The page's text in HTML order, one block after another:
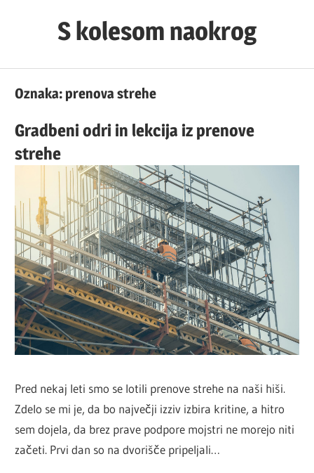
S kolesom naokrog
Oznaka:prenova strehe
Gradbeni odri in lekcija iz prenove
strehe
Pred nekaj leti smo se lotili prenove strehe na naši hiši.
Zdelo se mi je, da bo največji izziv izbira kritine, a hitro
sem dojela, da brez prave podpore mojstri ne morejo niti
začeti. Prvi dan so na dvorišče pripeljali…